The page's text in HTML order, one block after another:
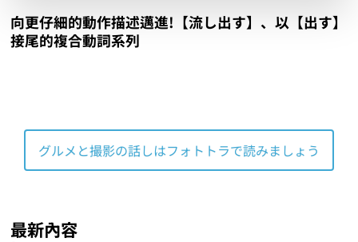
向更仔細的動作描述邁進!【流し出す】、以【出す】
接尾的複合動詞系列
グルメと撮影の話しはフォトトラで読みましょう
最新內容